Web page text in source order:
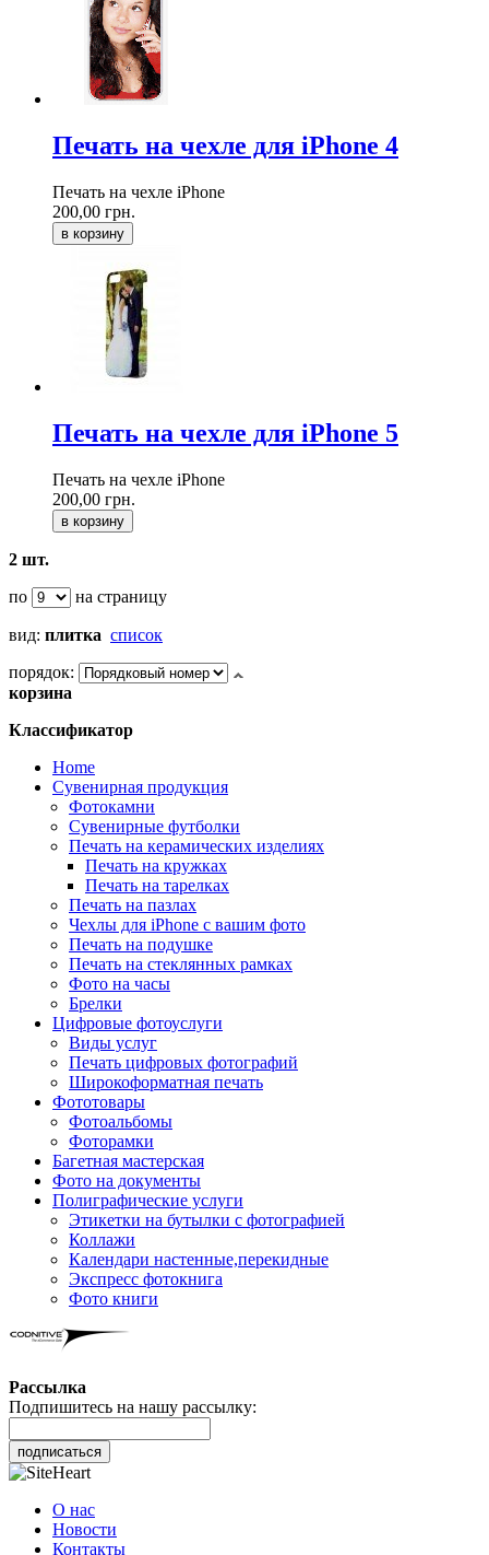
Печать на чехле для iPhone 4
Печать на чехле iPhone
200,00 грн.
в корзину
Печать на чехле для iPhone 5
Печать на чехле iPhone
200,00 грн.
в корзину
2 шт.
по
на страницу
вид: плитка список
порядок:
корзина
Классификатор
Home
Сувенирная продукция
Фотокамни
Сувенирные футболки
Печать на керамических изделиях
Печать на кружках
Печать на тарелках
Печать на пазлах
Чехлы для iPhone с вашим фото
Печать на подушке
Печать на стеклянных рамках
Фото на часы
Брелки
Цифровые фотоуслуги
Виды услуг
Печать цифровых фотографий
Широкоформатная печать
Фототовары
Фотоальбомы
Фоторамки
Багетная мастерская
Фото на документы
Полиграфические услуги
Этикетки на бутылки c фотографией
Коллажи
Календари настенные,перекидные
Экспресс фотокнига
Фото книги
Рассылка
Подпишитесь на нашу рассылку:
подписаться
О нас
Новости
Контакты